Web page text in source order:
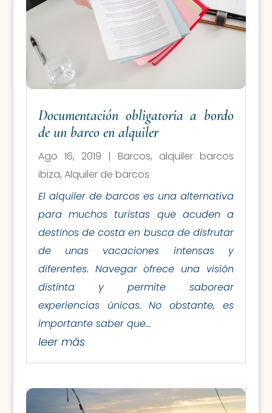
Documentación obligatoria a bordo
de un barco en alquiler
Ago 16, 2019 |Barcos, alquiler barcos
ibiza, Alquiler de barcos
El alquiler de barcos es una alternativa
para muchos turistas que acuden a
destinos de costa en busca de disfrutar
de unas vacaciones intensas y
diferentes. Navegar ofrece una visión
distinta y permite saborear
experiencias únicas. No obstante, es
importante saber que...
leer más